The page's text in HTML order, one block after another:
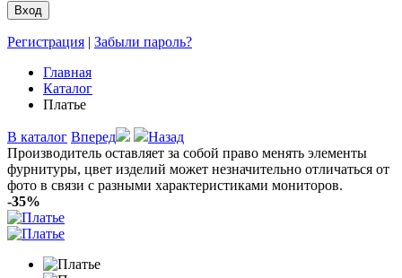
Регистрация | Забыли пароль?
Главная
Каталог
Платье
В каталог Вперед
Назад
Производитель оставляет за собой право менять элементы
фурнитуры, цвет изделий может незначительно отличаться от
фото в связи с разными характеристиками мониторов.
-35%